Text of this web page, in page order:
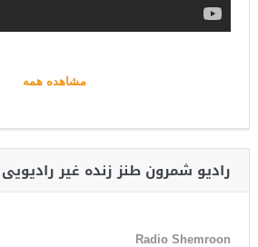
مشاهده همه
رادیو شمرون طنز زنده غیر رادیویی
Radio Shemroon